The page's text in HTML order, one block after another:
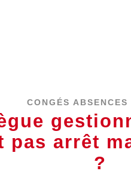
CONGÉS ABSENCES
pas arrêt
?